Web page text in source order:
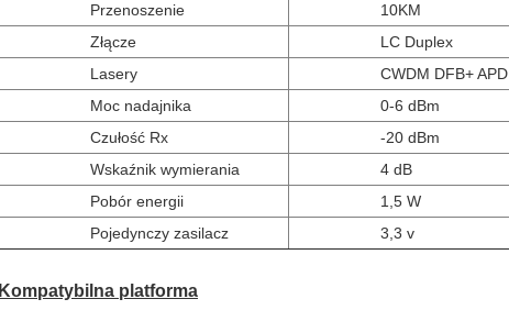
Przenoszenie
10KM
Złącze
LC Duplex
Lasery
CWDM DFB+ APD
Moc nadajnika
0-6 dBm
Czułość Rx
-20 dBm
Wskaźnik wymierania
4 dB
Pobór energii
1,5 W
Pojedynczy zasilacz
3,3 v
Kompatybilna platforma